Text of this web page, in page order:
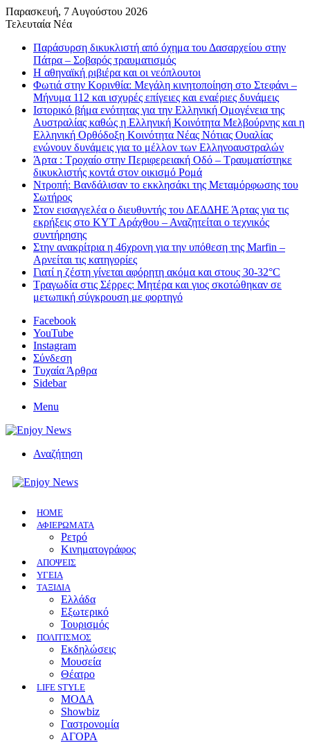
Παρασκευή, 7 Αυγούστου 2026
Τελευταία Νέα
Παράσυρση δικυκλιστή από όχημα του Δασαρχείου στην
Πάτρα – Σοβαρός τραυματισμός
Η αθηναϊκή ριβιέρα και οι νεόπλουτοι
Φωτιά στην Κορινθία: Μεγάλη κινητοποίηση στο Στεφάνι –
Μήνυμα 112 και ισχυρές επίγειες και εναέριες δυνάμεις
Ιστορικό βήμα ενότητας για την Ελληνική Ομογένεια της
Αυστραλίας καθώς η Ελληνική Κοινότητα Μελβούρνης και η
Ελληνική Ορθόδοξη Κοινότητα Νέας Νότιας Ουαλίας
ενώνουν δυνάμεις για το μέλλον των Ελληνοαυστραλών
Άρτα : Τροχαίο στην Περιφερειακή Οδό – Τραυματίστηκε
δικυκλιστής κοντά στον οικισμό Ρομά
Ντροπή: Βανδάλισαν το εκκλησάκι της Μεταμόρφωσης του
Σωτήρος
Στον εισαγγελέα ο διευθυντής του ΔΕΔΔΗΕ Άρτας για τις
εκρήξεις στο ΚΥΤ Αράχθου – Αναζητείται ο τεχνικός
συντήρησης
Στην ανακρίτρια η 46χρονη για την υπόθεση της Marfin –
Αρνείται τις κατηγορίες
Γιατί η ζέστη γίνεται αφόρητη ακόμα και στους 30-32°C
Τραγωδία στις Σέρρες: Μητέρα και γιος σκοτώθηκαν σε
μετωπική σύγκρουση με φορτηγό
Facebook
YouTube
Instagram
Σύνδεση
Τυχαία Άρθρα
Sidebar
Menu
Αναζήτηση
HOME
ΑΦΙΕΡΩΜΑΤΑ
Ρετρό
Κινηματογράφος
ΑΠΟΨΕΙΣ
ΥΓΕΙΑ
ΤΑΞΙΔΙΑ
Ελλάδα
Εξωτερικό
Τουρισμός
ΠΟΛΙΤΙΣΜΟΣ
Eκδηλώσεις
Mουσεία
Θέατρο
LIFE STYLE
ΜΟΔΑ
Showbiz
Γαστρονομία
ΑΓΟΡΑ